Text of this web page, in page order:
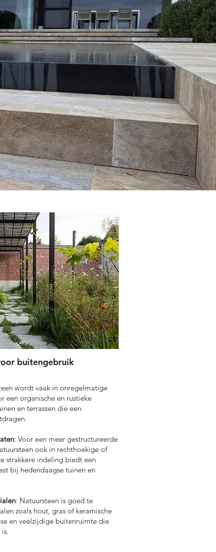
buitengebruik
wordt vaak in onregelmatige
een organische en rustieke
en terrassen die een
: Voor een meer gestructureerde
ook in rechthoekige of
strakkere indeling biedt een
bij hedendaagse tuinen en
: Natuursteen is goed te
zoals hout, gras of keramische
en veelzijdige buitenruimte die